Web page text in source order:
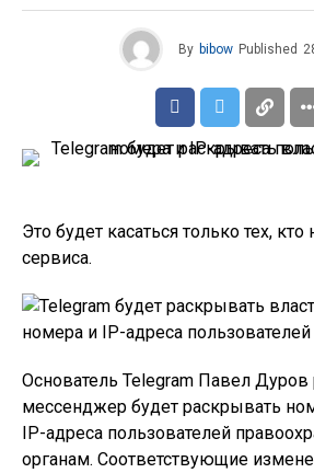
By bibow Published
Это будет касаться только тех,
сервиса.
Основатель Telegram Павел Дуров
мессенджер будет раскрывать
IP-адреса пользователей
органам. Соответствующие